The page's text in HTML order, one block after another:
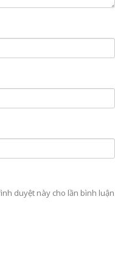
duyệt này cho lần bình luận